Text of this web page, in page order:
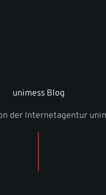
unimess Blog
der Internetagentur